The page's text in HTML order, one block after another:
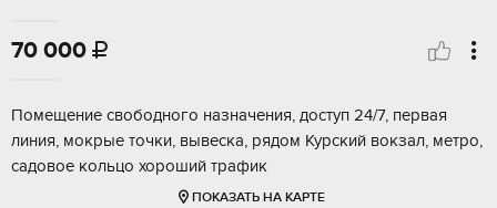
70 000 
Помещение свободного назначения, доступ 24/7, первая
линия, мокрые точки, вывеска, рядом Курский вокзал, метро,
садовое кольцо хороший трафик
ПОКАЗАТЬ НА КАРТЕ